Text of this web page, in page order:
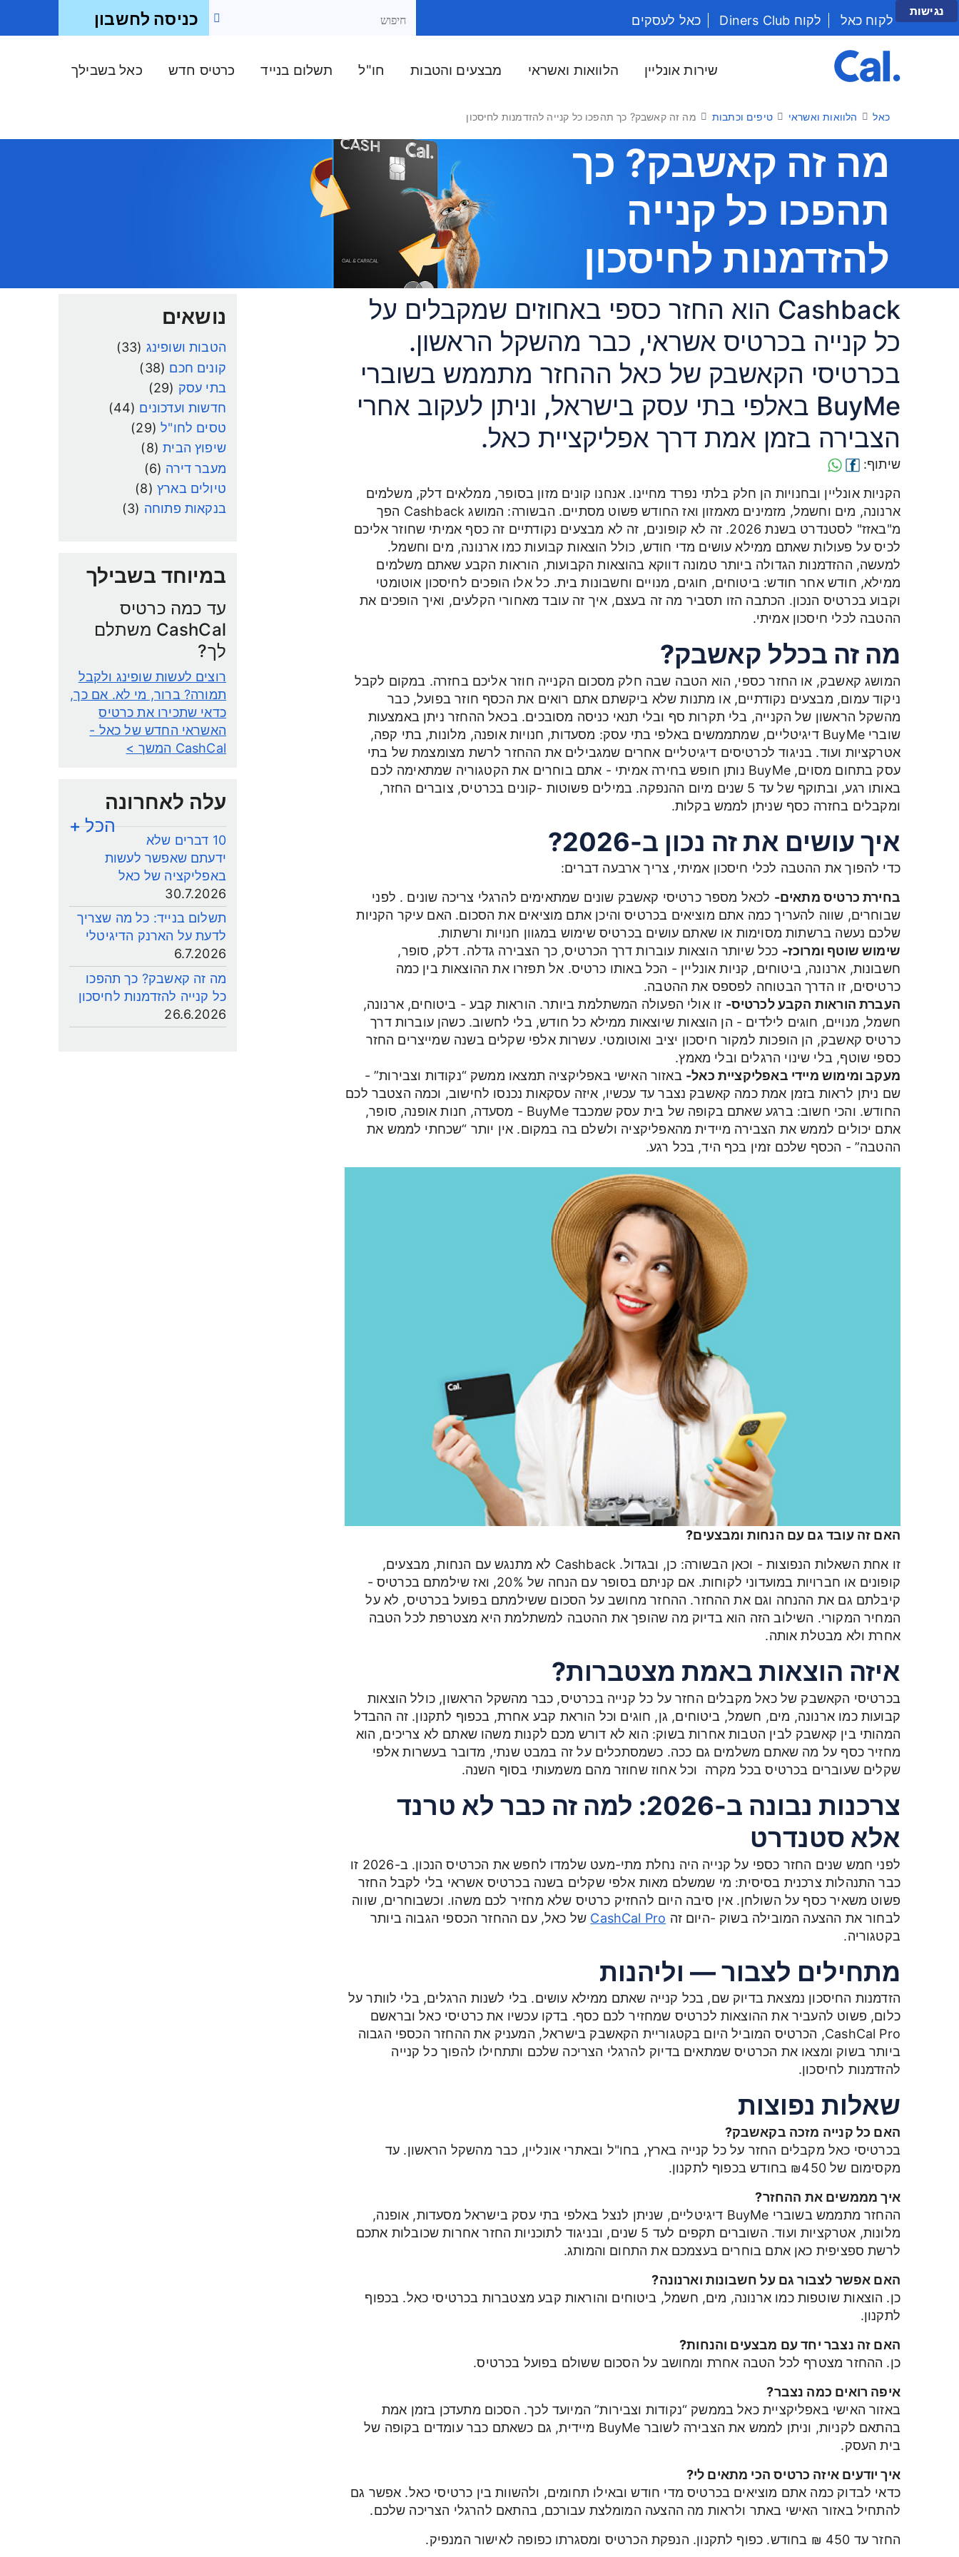
לקוח כאל לקוח Diners Club
כאל לעסקים
שירות אונליין הלוואות ואשראי מבצעים והטבות חו"ל תשלום בנייד כרטיס חדש כאל בשבילך
כניסה לחשבון
כאל הלוואות ואשראי טיפים וכתבות מה זה קאשבק? כך תהפכו כל קנייה להזדמנות לחיסכון
מה זה קאשבק? כך
תהפכו כל קנייה
להזדמנות לחיסכון
Cashback הוא החזר כספי באחוזים שמקבלים על
כל קנייה בכרטיס אשראי, כבר מהשקל הראשון.
בכרטיסי הקאשבק של כאל ההחזר מתממש בשוברי
BuyMe באלפי בתי עסק בישראל, וניתן לעקוב אחרי
הצבירה בזמן אמת דרך אפליקציית כאל.
שיתוף:
הקניות אונליין ובחנויות הן חלק בלתי נפרד מחיינו. אנחנו קונים מזון בסופר, ממלאים דלק, משלמים
ארנונה, מים וחשמל, מזמינים מאמזון ואז החודש פשוט מסתיים. הבשורה: המושג Cashback הפך
מ"באזז" לסטנדרט בשנת 2026. זה לא קופונים, זה לא מבצעים נקודתיים זה כסף אמיתי שחוזר אליכם
לכיס על פעולות שאתם ממילא עושים מדי חודש, כולל הוצאות קבועות כמו ארנונה, מים וחשמל.
למעשה, ההזדמנות הגדולה ביותר טמונה דווקא בהוצאות הקבועות, הוראות הקבע שאתם משלמים
ממילא, חודש אחר חודש: ביטוחים, חוגים, מנויים וחשבונות בית. כל אלו הופכים לחיסכון אוטומטי
וקבוע בכרטיס הנכון. הכתבה הזו תסביר מה זה בעצם, איך זה עובד מאחורי הקלעים, ואיך הופכים את
ההטבה לכלי חיסכון אמיתי.
מה זה בכלל קאשבק?
המושג קאשבק, או החזר כספי, הוא הטבה שבה חלק מסכום הקנייה חוזר אליכם בחזרה. במקום לקבל
ניקוד עמום, מבצעים נקודתיים, או מתנות שלא ביקשתם אתם רואים את הכסף חוזר בפועל, כבר
מהשקל הראשון של הקנייה, בלי תקרות סף ובלי תנאי כניסה מסובכים. בכאל ההחזר ניתן באמצעות
שוברי BuyMe דיגיטליים, שמתממשים באלפי בתי עסק: מסעדות, חנויות אופנה, מלונות, בתי קפה,
אטרקציות ועוד. בניגוד לכרטיסים דיגיטליים אחרים שמגבילים את ההחזר לרשת מצומצמת של בתי
עסק בתחום מסוים, BuyMe נותן חופש בחירה אמיתי - אתם בוחרים את הקטגוריה שמתאימה לכם
באותו רגע, ובתוקף של עד 5 שנים מיום ההנפקה. במילים פשוטות -קונים בכרטיס, צוברים החזר,
ומקבלים בחזרה כסף שניתן לממש בקלות.
איך עושים את זה נכון ב-2026?
כדי להפוך את ההטבה לכלי חיסכון אמיתי, צריך ארבעה דברים:
בחירת כרטיס מתאים- לכאל מספר כרטיסי קאשבק שונים שמתאימים להרגלי צריכה שונים . לפני
שבוחרים, שווה להעריך כמה אתם מוציאים בכרטיס והיכן אתם מוציאים את הסכום. האם עיקר הקניות
שלכם נעשה ברשתות מסוימות או שאתם עושים בכרטיס שימוש במגוון חנויות ורשתות.
שימוש שוטף ומרוכז- ככל שיותר הוצאות עוברות דרך הכרטיס, כך הצבירה גדלה. דלק, סופר,
חשבונות, ארנונה, ביטוחים, קניות אונליין - הכל באותו כרטיס. אל תפזרו את ההוצאות בין כמה
כרטיסים, זו הדרך הבטוחה לפספס את ההטבה.
העברת הוראות הקבע לכרטיס- זו אולי הפעולה המשתלמת ביותר. הוראות קבע - ביטוחים, ארנונה,
חשמל, מנויים, חוגים לילדים - הן הוצאות שיוצאות ממילא כל חודש, בלי לחשוב. כשהן עוברות דרך
כרטיס קאשבק, הן הופכות למקור חיסכון יציב ואוטומטי. עשרות אלפי שקלים בשנה שמייצרים החזר
כספי שוטף, בלי שינוי הרגלים ובלי מאמץ.
מעקב ומימוש מיידי באפליקציית כאל- באזור האישי באפליקציה תמצאו ממשק “נקודות וצבירות” -
שם ניתן לראות בזמן אמת כמה קאשבק נצבר עד עכשיו, איזה עסקאות נכנסו לחישוב, וכמה הצטבר לכם
החודש. והכי חשוב: ברגע שאתם בקופה של בית עסק שמכבד BuyMe - מסעדה, חנות אופנה, סופר,
אתם יכולים לממש את הצבירה מיידית מהאפליקציה ולשלם בה במקום. אין יותר “שכחתי לממש את
ההטבה” - הכסף שלכם זמין בכף היד, בכל רגע.
האם זה עובד גם עם הנחות ומבצעים?
זו אחת השאלות הנפוצות - וכאן הבשורה: כן, ובגדול. Cashback לא מתנגש עם הנחות, מבצעים,
קופונים או חברויות במועדוני לקוחות. אם קניתם בסופר עם הנחה של 20%, ואז שילמתם בכרטיס -
קיבלתם גם את ההנחה וגם את ההחזר. ההחזר מחושב על הסכום ששילמתם בפועל בכרטיס, לא על
המחיר המקורי. השילוב הזה הוא בדיוק מה שהופך את ההטבה למשתלמת היא מצטרפת לכל הטבה
אחרת ולא מבטלת אותה.
איזה הוצאות באמת מצטברות?
בכרטיסי הקאשבק של כאל מקבלים החזר על כל קנייה בכרטיס, כבר מהשקל הראשון, כולל הוצאות
קבועות כמו ארנונה, מים, חשמל, ביטוחים, גן, חוגים וכל הוראת קבע אחרת, בכפוף לתקנון. זה ההבדל
המהותי בין קאשבק לבין הטבות אחרות בשוק: הוא לא דורש מכם לקנות משהו שאתם לא צריכים, הוא
מחזיר כסף על מה שאתם משלמים גם ככה. כשמסתכלים על זה במבט שנתי, מדובר בעשרות אלפי
שקלים שעוברים בכרטיס בכל מקרה וכל אחוז שחוזר מהם משמעותי בסוף השנה.
צרכנות נבונה ב-2026: למה זה כבר לא טרנד
אלא סטנדרט
לפני חמש שנים החזר כספי על קנייה היה נחלת מתי-מעט שלמדו לחפש את הכרטיס הנכון. ב-2026 זו
כבר התנהלות צרכנית בסיסית: מי שמשלם מאות אלפי שקלים בשנה בכרטיס אשראי בלי לקבל החזר
פשוט משאיר כסף על השולחן. אין סיבה היום להחזיק כרטיס שלא מחזיר לכם משהו. וכשבוחרים, שווה
לבחור את ההצעה המובילה בשוק -היום זה CashCal Pro של כאל, עם ההחזר הכספי הגבוה ביותר
בקטגוריה.
מתחילים לצבור — וליהנות
הזדמנות החיסכון נמצאת בדיוק שם, בכל קנייה שאתם ממילא עושים. בלי לשנות הרגלים, בלי לוותר על
כלום, פשוט להעביר את ההוצאות לכרטיס שמחזיר לכם כסף. בדקו עכשיו את כרטיסי כאל ובראשם
CashCal Pro, הכרטיס המוביל היום בקטגוריית הקאשבק בישראל, המעניק את ההחזר הכספי הגבוה
ביותר בשוק ומצאו את הכרטיס שמתאים בדיוק להרגלי הצריכה שלכם ותתחילו להפוך כל קנייה
להזדמנות לחיסכון.
שאלות נפוצות
האם כל קנייה מזכה בקאשבק?
בכרטיסי כאל מקבלים החזר על כל קנייה בארץ, בחו"ל ובאתרי אונליין, כבר מהשקל הראשון. עד
מקסימום של ₪450 בחודש בכפוף לתקנון.
איך מממשים את ההחזר?
ההחזר מתממש בשוברי BuyMe דיגיטליים, שניתן לנצל באלפי בתי עסק בישראל מסעדות, אופנה,
מלונות, אטרקציות ועוד. השוברים תקפים לעד 5 שנים, ובניגוד לתוכניות החזר אחרות שכובלות אתכם
לרשת ספציפית כאן אתם בוחרים בעצמכם את התחום והמותג.
האם אפשר לצבור גם על חשבונות וארנונה?
כן. הוצאות שוטפות כמו ארנונה, מים, חשמל, ביטוחים והוראות קבע מצטברות בכרטיסי כאל. בכפוף
לתקנון.
האם זה נצבר יחד עם מבצעים והנחות?
כן. ההחזר מצטרף לכל הטבה אחרת ומחושב על הסכום ששולם בפועל בכרטיס.
איפה רואים כמה נצבר?
באזור האישי באפליקציית כאל בממשק “נקודות וצבירות” המיועד לכך. הסכום מתעדכן בזמן אמת
בהתאם לקניות, וניתן לממש את הצבירה לשובר BuyMe מיידית, גם כשאתם כבר עומדים בקופה של
בית העסק.
איך יודעים איזה כרטיס הכי מתאים לי?
כדאי לבדוק כמה אתם מוציאים בכרטיס מדי חודש ובאילו תחומים, ולהשוות בין כרטיסי כאל. אפשר גם
להתחיל באזור האישי באתר ולראות מה ההצעה המומלצת עבורכם, בהתאם להרגלי הצריכה שלכם.
החזר עד 450 ₪ בחודש. כפוף לתקנון. הנפקת הכרטיס ומסגרתו כפופה לאישור המנפיק.
נושאים
הטבות ושופינג (33)
קונים חכם (38)
בתי עסק (29)
חדשות ועדכונים (44)
טסים לחו"ל(29)
שיפוץ הבית(8)
מעבר דירה (6)
טיולים בארץ(8)
בנקאות פתוחה (3)
במיוחד בשבילך
עד כמה כרטיס
CashCal משתלם
לך?
רוצים לעשות שופינג ולקבל
תמורה? ברור, מי לא. אם כך,
כדאי שתכירו את כרטיס
האשראי החדש של כאל -
CashCal המשך >
עלה לאחרונה
הכל +
10 דברים שלא
ידעתם שאפשר לעשות
באפליקציה של כאל
30.7.2026
תשלום בנייד: כל מה שצריך
לדעת על הארנק הדיגיטלי
6.7.2026
מה זה קאשבק? כך תהפכו
כל קנייה להזדמנות לחיסכון
26.6.2026
נגישות